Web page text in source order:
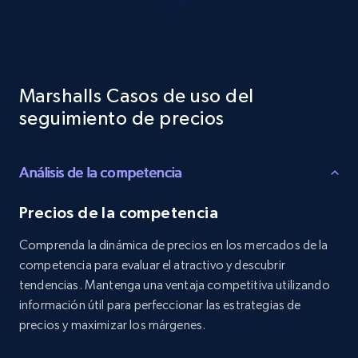
URL, Product id, Listing inventory id, Title, Rating,
price, and more.
1.9K+ 322+ Comenzar ahora
Amazon products search
Marshalls Casos de uso del
seguimiento de precios
Análisis de la competencia
Precios de la competencia
Comprenda la dinámica de precios en los mercados de la
competencia para evaluar el atractivo y descubrir
tendencias. Mantenga una ventaja competitiva utilizando
información útil para perfeccionar las estrategias de
precios y maximizar los márgenes.